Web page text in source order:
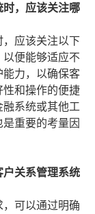
，应该关注哪
应该关注以下
便能够适应不
力，以确保客
和操作的便捷
系统或其他工
重要的考量因
关系管理系统
可以通过明确